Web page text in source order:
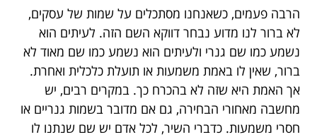
הרבה פעמים, כשאנחנו מסתכלים על שמות של עסקים,
לא ברור לנו מדוע נבחר דווקא השם הזה. לעיתים הוא
נשמע כמו שם גנרי ולעיתים הוא נשמע כמו שם מאוד לא
ברור, שאין לו באמת משמעות או תועלת כלכלית ואחרת.
אך האמת היא שזה לא בהכרח כך. במקרים רבים, יש
מחשבה מאחורי הבחירה, גם אם מדובר בשמות גנריים או
חסרי משמעות. כדברי השיר, לכל אדם יש שם שנתנו לו